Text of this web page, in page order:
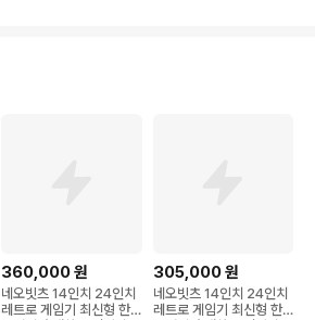
360,000원
네오빗츠 14인치 24인치
레트로 게임기 최신형 한
305,000원
네오빗츠 14인치 24인치
레트로 게임기 최신형 한